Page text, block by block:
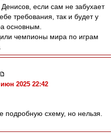
если сам не забухает
требования, так и будет у
основным.
чемпионы мира по играм
2025 22:42
подробную схему, но нельзя.